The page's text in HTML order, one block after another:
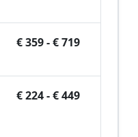
€ 359 - € 719
€ 224 - € 449